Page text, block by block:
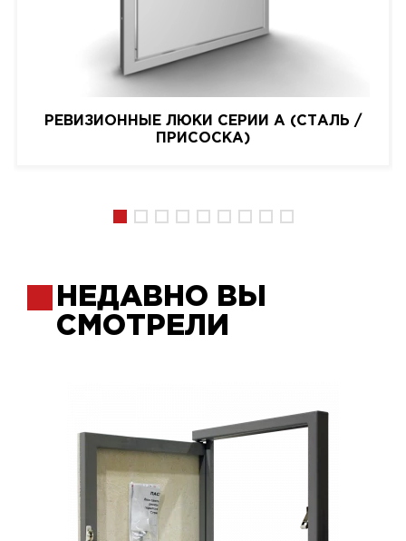
РЕВИЗИОННЫЕ ЛЮКИ СЕРИИ A (СТАЛЬ /
ПРИСОСКА)
НЕДАВНО ВЫ
СМОТРЕЛИ